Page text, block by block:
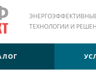
ТЕХНОЛОГИИ И